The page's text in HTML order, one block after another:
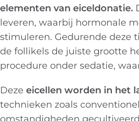
elementen van eiceldonatie.
leveren, waarbij hormonale
stimuleren. Gedurende deze
de follikels de juiste grootte
procedure onder sedatie,
Deze eicellen worden in het
technieken zoals